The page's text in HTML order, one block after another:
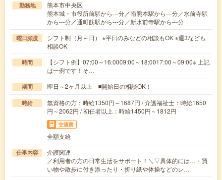
勤務地
熊本市中央区
熊本城・市役所前駅から---分／南熊本駅から---分／水前寺駅
から---分／通町筋駅から---分／新水前寺駅から---分
曜日頻度
シフト制（月～日） ※平日のみなどの相談もOK ※週3なども
相談OK
時間
【シフト例】07:00～16:0009:00～18:0017:00～09:00※ 上記
は一例です！そ…
期間 即日～2ヶ月以上 ■開始日の相談OK！
時給
無資格の方：時給1350円～1687円 / 介護福祉士：時給1650
円～2062円 / 初任者以上：時給1450円～1812円
交通費
全額支給
仕事内容
介護関連
／利用者の方の日常生活をサポート！＼▽具体的には…・買
い物や散歩に付き添ったり・折り紙や体操などのレ…